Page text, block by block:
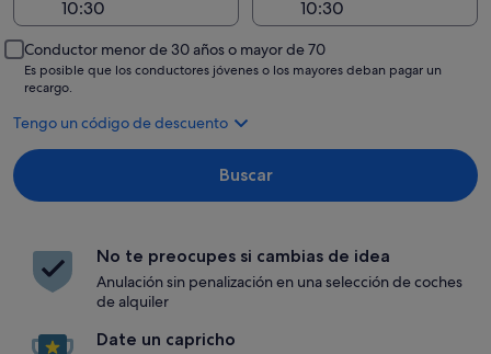
Conductor menor de 30 años o mayor de 70
Es posible que los conductores jóvenes o los mayores deban pagar un
recargo.
Tengo un código de descuento
Buscar
No te preocupes si cambias de idea
Anulación sin penalización en una selección de coches
de alquiler
Date un capricho